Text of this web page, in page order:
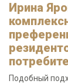
Ирина
Подобный